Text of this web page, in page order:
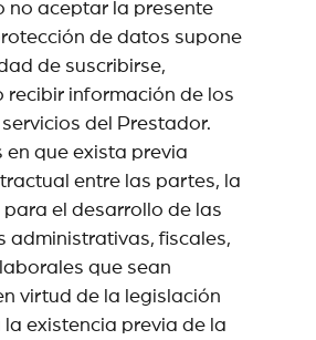
no aceptar la presente
de datos supone
de suscribirse,
recibir información de los
del Prestador.
en que exista previa
entre las partes, la
para el desarrollo de las
administrativas, fiscales,
que sean
virtud de la legislación
existencia previa de la